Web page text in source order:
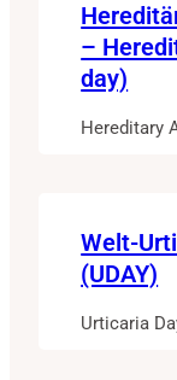
–
day)
Hereditary
Welt-
(UDAY)
Urticaria